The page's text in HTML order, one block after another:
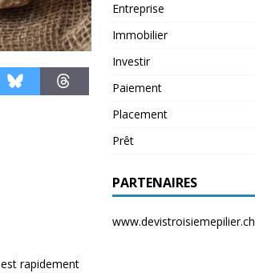
est rapidement
Entreprise
Immobilier
Investir
Paiement
Placement
Prêt
PARTENAIRES
www.devistroisiemepilier.ch